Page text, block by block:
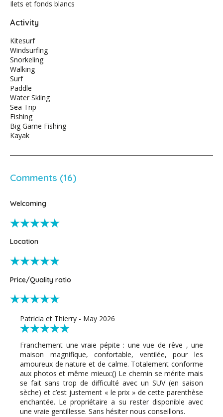
Ilets et fonds blancs
Activity
Kitesurf
Windsurfing
Snorkeling
Walking
Surf
Paddle
Water Skiing
Sea Trip
Fishing
Big Game Fishing
Kayak
Comments (16)
Welcoming
Location
Price/Quality ratio
Patricia et Thierry - May 2026
Franchement une vraie pépite : une vue de rêve , une
maison magnifique, confortable, ventilée, pour les
amoureux de nature et de calme. Totalement conforme
aux photos et même mieux:() Le chemin se mérite mais
se fait sans trop de difficulté avec un SUV (en saison
sèche) et c’est justement « le prix » de cette parenthèse
enchantée. Le propriétaire a su rester disponible avec
une vraie gentillesse. Sans hésiter nous conseillons.